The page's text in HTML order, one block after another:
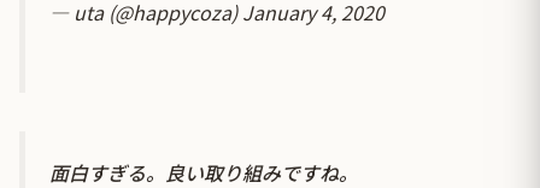
— uta (@happycoza)January 4, 2020
面白すぎる。良い取り組みですね。